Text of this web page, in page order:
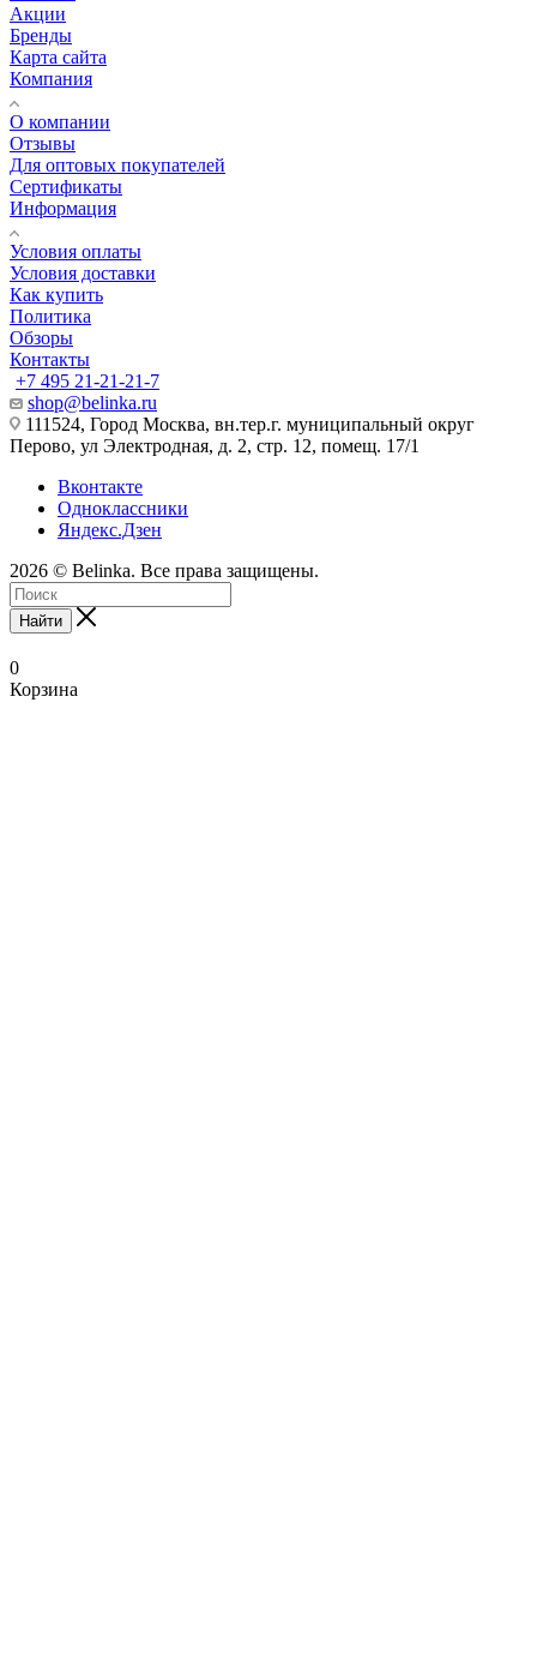
Акции
Бренды
Карта сайта
Компания
О компании
Отзывы
Для оптовых покупателей
Сертификаты
Информация
Условия оплаты
Условия доставки
Как купить
Политика
Обзоры
Контакты
+7 495 21-21-21-7
shop@belinka.ru
111524, Город Москва, вн.тер.г. муниципальный округ
Перово, ул Электродная, д. 2, стр. 12, помещ. 17/1
Вконтакте
Одноклассники
Яндекс.Дзен
2026 © Belinka. Все права защищены.
Найти
0
Корзина